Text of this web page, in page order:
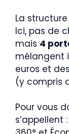
La
Ici, pas de
mais 4
mélangent
euros et
(y compris
Pour vous
s’appellent